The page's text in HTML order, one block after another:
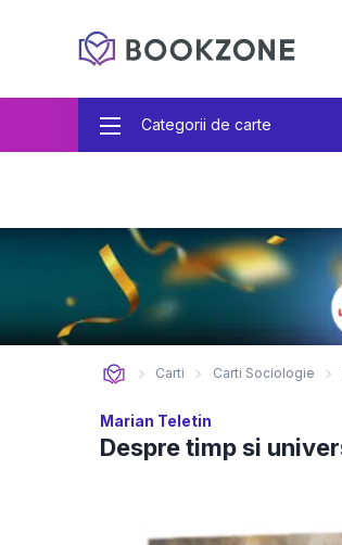
Categorii de carte
Carti Carti Sociologie
Marian Teletin
Despre timp si